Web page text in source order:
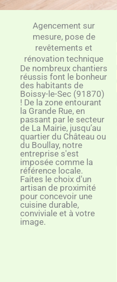
Agencement sur
mesure, pose de
revêtements et
rénovation technique
De nombreux chantiers
réussis font le bonheur
des habitants de
Boissy-le-Sec (91870)
! De la zone entourant
la Grande Rue, en
passant par le secteur
de La Mairie, jusqu’au
quartier du Château ou
du Boullay, notre
entreprise s'est
imposée comme la
référence locale.
Faites le choix d'un
artisan de proximité
pour concevoir une
cuisine durable,
conviviale et à votre
image.